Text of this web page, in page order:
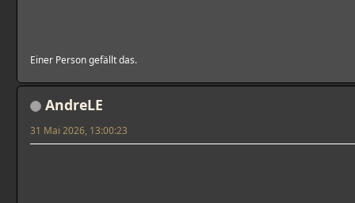
Einer Person gefällt das.
AndreLE
31 Mai 2026, 13:00:23